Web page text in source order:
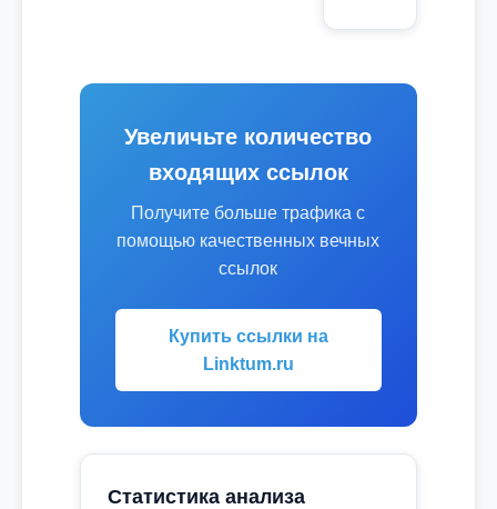
Увеличьте количество
входящих ссылок
Получите больше трафика с
помощью качественных вечных
ссылок
Купить ссылки на
Linktum.ru
Статистика анализа